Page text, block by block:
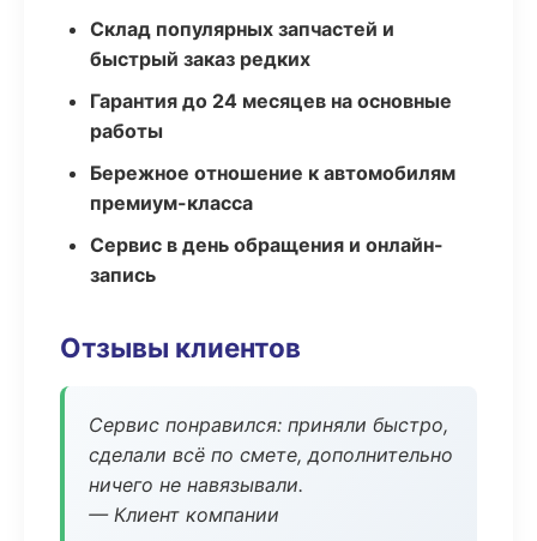
Склад популярных запчастей и
быстрый заказ редких
Гарантия до 24 месяцев на основные
работы
Бережное отношение к автомобилям
премиум-класса
Сервис в день обращения и онлайн-
запись
Отзывы клиентов
Сервис понравился: приняли быстро,
сделали всё по смете, дополнительно
ничего не навязывали.
— Клиент компании